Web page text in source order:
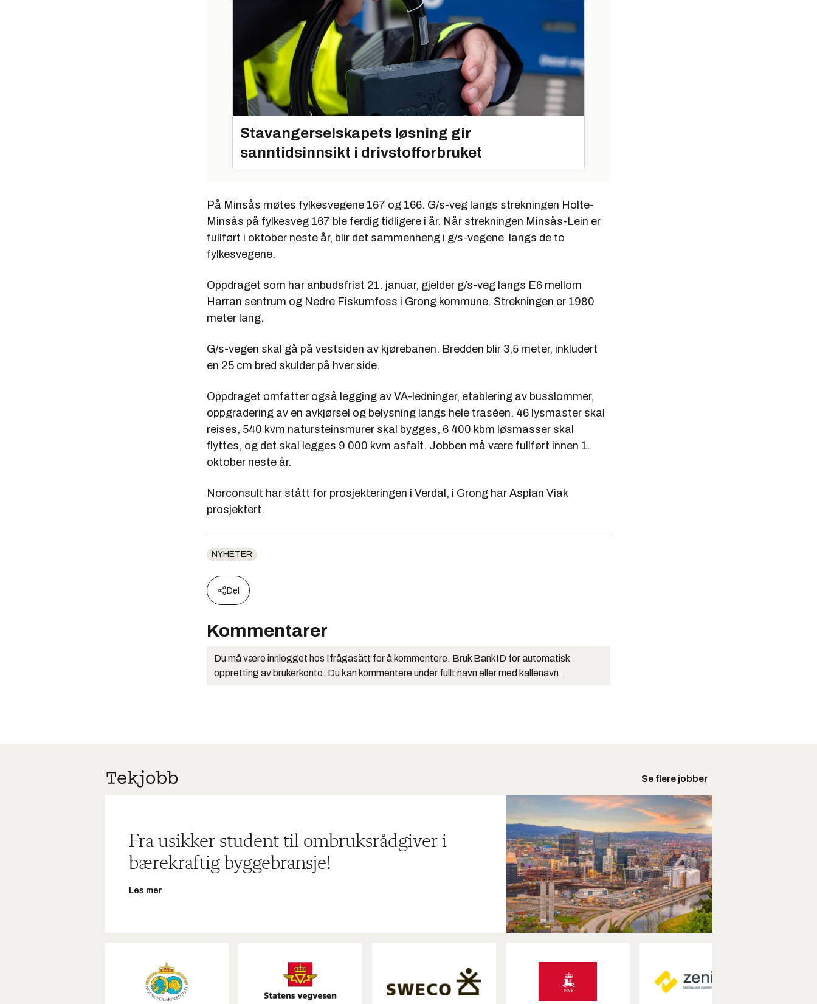
Stavangerselskapets løsning gir
sanntidsinnsikt i drivstofforbruket
På Minsås møtes fylkesvegene 167 og 166. G/s-veg langs strekningen Holte-
Minsås på fylkesveg 167 ble ferdig tidligere i år. Når strekningen Minsås-Lein er
fullført i oktober neste år, blir det sammenheng i g/s-vegene langs de to
fylkesvegene.
Oppdraget som har anbudsfrist 21. januar, gjelder g/s-veg langs E6 mellom
Harran sentrum og Nedre Fiskumfoss i Grong kommune. Strekningen er 1980
meter lang.
G/s-vegen skal gå på vestsiden av kjørebanen. Bredden blir 3,5 meter, inkludert
en 25 cm bred skulder på hver side.
Oppdraget omfatter også legging av VA-ledninger, etablering av busslommer,
oppgradering av en avkjørsel og belysning langs hele traséen. 46 lysmaster skal
reises, 540 kvm natursteinsmurer skal bygges, 6 400 kbm løsmasser skal
flyttes, og det skal legges 9 000 kvm asfalt. Jobben må være fullført innen 1.
oktober neste år.
Norconsult har stått for prosjekteringen i Verdal, i Grong har Asplan Viak
prosjektert.
NYHETER
Del
Kommentarer
Du må være innlogget hos Ifrågasätt for å kommentere. Bruk BankID for automatisk
oppretting av brukerkonto. Du kan kommentere under fullt navn eller med kallenavn.
Se flere jobber
Fra usikker student til ombruksrådgiver i
bærekraftig byggebransje!
Les mer